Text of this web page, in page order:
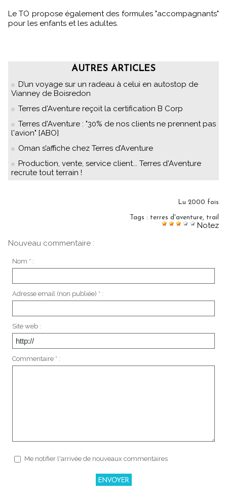
Le TO propose également des formules "accompagnants"
pour les enfants et les adultes.
AUTRES ARTICLES
D’un voyage sur un radeau à celui en autostop de
Vianney de Boisredon
Terres d'Aventure reçoit la certification B Corp
Terres d'Aventure : "30% de nos clients ne prennent pas
l'avion" [ABO]
Oman s’affiche chez Terres d’Aventure
Production, vente, service client... Terres d'Aventure
recrute tout terrain !
Lu 2000 fois
Tags : terres d'aventure, trail
Notez
Nouveau commentaire :
Nom * :
Adresse email (non publiée) * :
Site web :
Commentaire * :
Me notifier l'arrivée de nouveaux commentaires